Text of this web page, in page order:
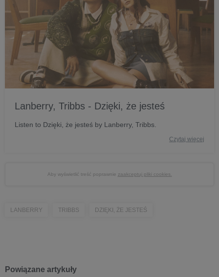
Lanberry, Tribbs - Dzięki, że jesteś
Listen to Dzięki, że jesteś by Lanberry, Tribbs.
Czytaj więcej
Aby wyświetlić treść poprawnie zaakceptuj pliki cookies.
LANBERRY TRIBBS DZIĘKI, ŻE JESTEŚ
Powiązane artykuły